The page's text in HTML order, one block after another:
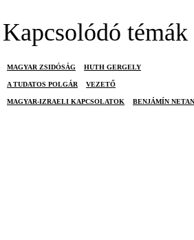
Kapcsolódó témák
MAGYAR ZSIDÓSÁG HUTH GERGELY
A TUDATOS POLGÁR VEZETŐ
MAGYAR-IZRAELI KAPCSOLATOK BENJÁMÍN